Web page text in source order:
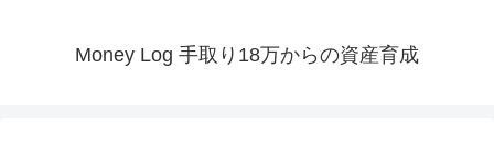
Money Log 手取り18万からの資産育成